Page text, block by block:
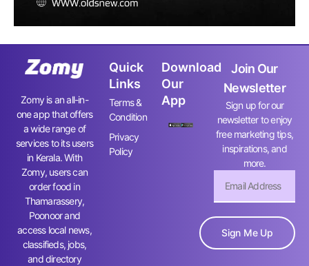
Zomy is an all-in-
one app that offers
a wide range of
services to its users
in Kerala. With
Zomy, users can
order food in
Thamarassery,
Poonoor and
access local news,
classifieds, jobs,
and directory
Quick
Links
Terms &
Condition
Privacy
Policy
Download
Our
App
Join Our
Newsletter
Sign up for our
newsletter to enjoy
free marketing tips,
inspirations, and
more.
Sign Me Up